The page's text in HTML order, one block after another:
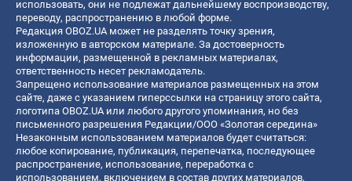
использовать, они не подлежат дальнейшему воспроизводству,
переводу, распространению в любой форме.
Редакция OBOZ.UA может не разделять точку зрения,
изложенную в авторском материале. За достоверность
информации, размещенной в рекламных материалах,
ответственность несет рекламодатель.
Запрещено использование материалов размещенных на этом
сайте, даже с указанием гиперссылки на страницу этого сайта,
логотипа OBOZ.UA или любого другого упоминания, но без
письменного разрешения Редакции/ООО «Золотая середина»
Незаконным использованием материалов будет считаться:
любое копирование, публикация, перепечатка, последующее
распространение, использование, переработка с
использованием, включением в состав других материалов,